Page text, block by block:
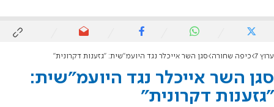
ערוץ 7 כיפה שחורה סגן השר אייכלר נגד היועמ"שית: "גזענות דקרונית"
סגן השר אייכלר נגד היועמ"שית:
"גזענות דקרונית"